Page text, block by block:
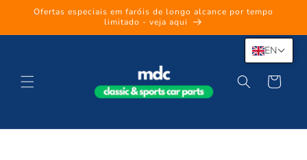
Skip to
Ofertas especiais em faróis de longo alcance por tempo
limitado - veja aqui
Cart
EN